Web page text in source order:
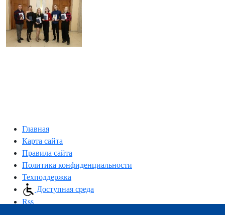
Главная
Карта сайта
Правила сайта
Политика конфиденциальности
Техподдержка
Доступная среда
Rss